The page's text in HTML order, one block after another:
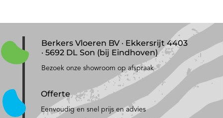
Berkers Vloeren BV · Ekkersrijt 4403
· 5692 DL Son (bij Eindhoven)
Bezoek onze showroom op afspraak
Offerte
Eenvoudig en snel prijs en advies